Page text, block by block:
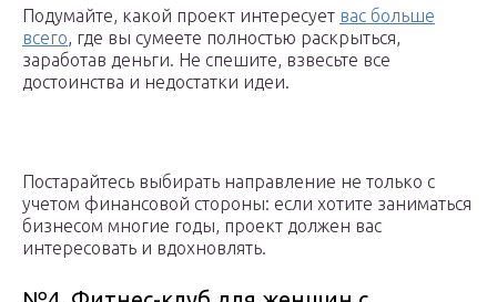
Подумайте, какой проект интересует вас больше
всего, где вы сумеете полностью раскрыться,
заработав деньги. Не спешите, взвесьте все
достоинства и недостатки идеи.
Постарайтесь выбирать направление не только с
учетом финансовой стороны: если хотите заниматься
бизнесом многие годы, проект должен вас
интересовать и вдохновлять.